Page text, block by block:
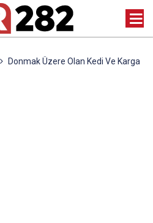
Donmak Üzere Olan Kedi Ve Karga